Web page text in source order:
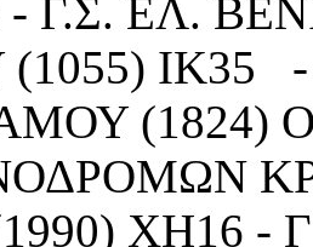
- Γ.Σ. ΕΛ.
ΙΚ35
(1824)
ΧΗ16 -